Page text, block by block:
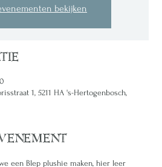
bekijken
1, 5211 HA 's-Hertogenbosch,
een Blep plushie maken, hier leer